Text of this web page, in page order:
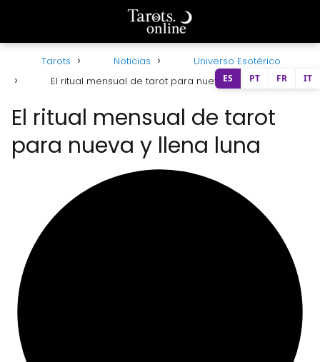
Tarots Noticias
Universo Esotérico
El ritual mensual de tarot para nueva y llena luna
El ritual mensual de tarot
para nueva y llena luna
ES PT FR IT